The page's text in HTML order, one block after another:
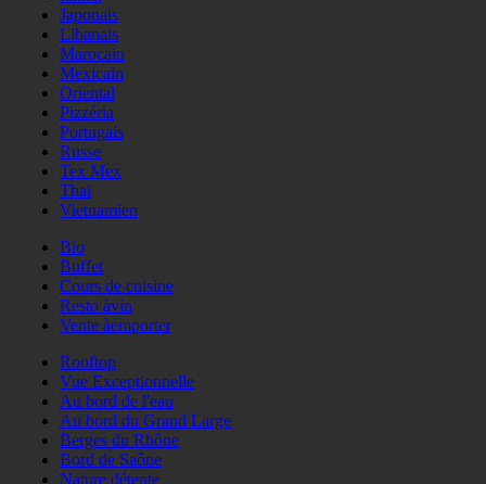
Japonais
Libanais
Marocain
Mexicain
Oriental
Pizzéria
Portugais
Russe
Tex Mex
Thaï
Vietnamien
Bio
Buffet
Cours de cuisine
Resto àvin
Vente àemporter
Rooftop
Vue Exceptionnelle
Au bord de l'eau
Au bord du Grand Large
Berges du Rhône
Bord de Saône
Nature détente